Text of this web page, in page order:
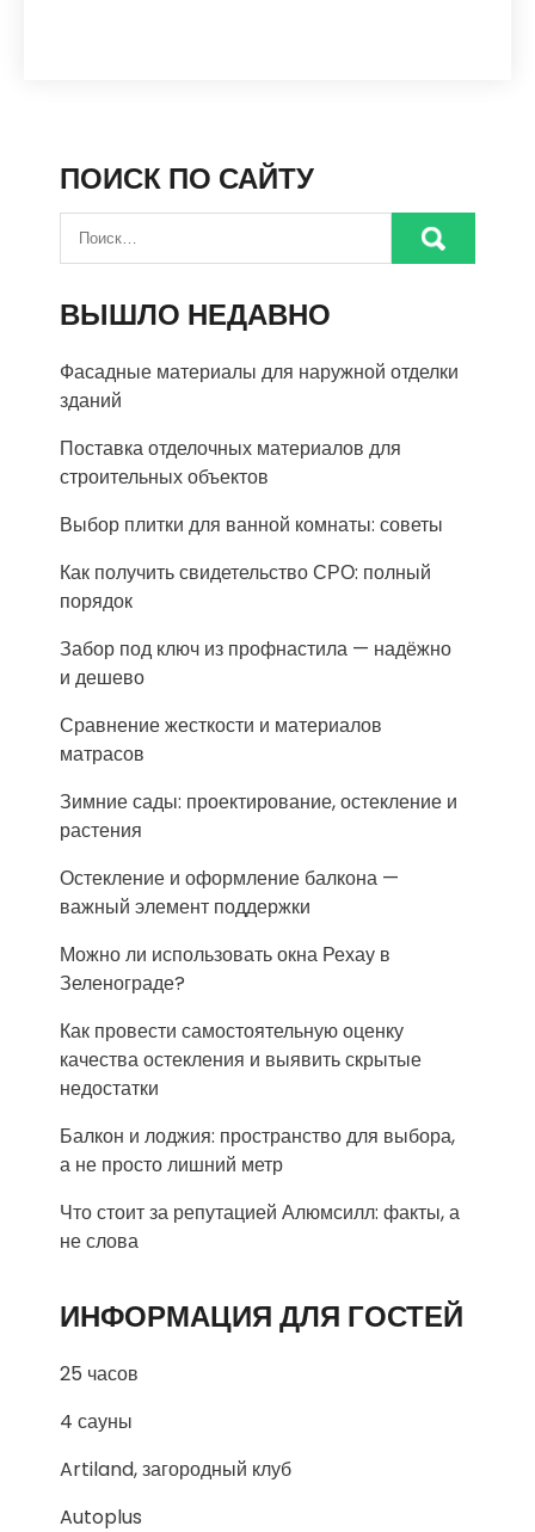
ПОИСК ПО САЙТУ
ВЫШЛО НЕДАВНО
Фасадные материалы для наружной отделки
зданий
Поставка отделочных материалов для
строительных объектов
Выбор плитки для ванной комнаты: советы
Как получить свидетельство СРО: полный
порядок
Забор под ключ из профнастила — надёжно
и дешево
Сравнение жесткости и материалов
матрасов
Зимние сады: проектирование, остекление и
растения
Остекление и оформление балкона —
важный элемент поддержки
Можно ли использовать окна Рехау в
Зеленограде?
Как провести самостоятельную оценку
качества остекления и выявить скрытые
недостатки
Балкон и лоджия: пространство для выбора,
а не просто лишний метр
Что стоит за репутацией Алюмсилл: факты, а
не слова
ИНФОРМАЦИЯ ДЛЯ ГОСТЕЙ
25 часов
4 сауны
Artiland, загородный клуб
Autoplus